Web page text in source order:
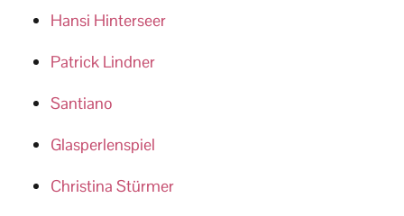
Hansi Hinterseer
Patrick Lindner
Santiano
Glasperlenspiel
Christina Stürmer